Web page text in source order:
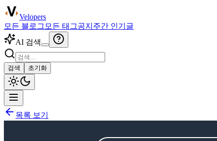
Velopers
모든 블로그 모든 태그공지 주간 인기글
AI 검색
검색 초기화
목록 보기